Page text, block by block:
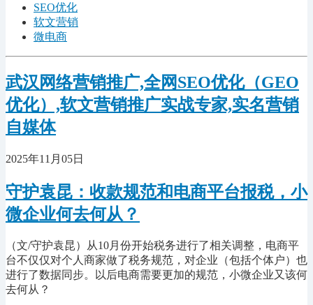
SEO优化
软文营销
微电商
武汉网络营销推广,全网SEO优化（GEO
优化）,软文营销推广实战专家,实名营销
自媒体
2025年11月05日
守护袁昆：收款规范和电商平台报税，小
微企业何去何从？
（文/守护袁昆）从10月份开始税务进行了相关调整，电商平
台不仅仅对个人商家做了税务规范，对企业（包括个体户）也
进行了数据同步。以后电商需要更加的规范，小微企业又该何
去何从？